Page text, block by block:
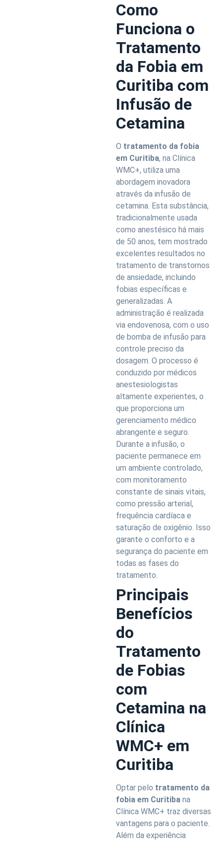
Como
Funciona o
Tratamento
da Fobia em
Curitiba com
Infusão de
Cetamina
O tratamento da fobia
em Curitiba, na Clínica
WMC+, utiliza uma
abordagem inovadora
através da infusão de
cetamina. Esta substância,
tradicionalmente usada
como anestésico há mais
de 50 anos, tem mostrado
excelentes resultados no
tratamento de transtornos
de ansiedade, incluindo
fobias específicas e
generalizadas. A
administração é realizada
via endovenosa, com o uso
de bomba de infusão para
controle preciso da
dosagem. O processo é
conduzido por médicos
anestesiologistas
altamente experientes, o
que proporciona um
gerenciamento médico
abrangente e seguro.
Durante a infusão, o
paciente permanece em
um ambiente controlado,
com monitoramento
constante de sinais vitais,
como pressão arterial,
frequência cardíaca e
saturação de oxigênio. Isso
garante o conforto e a
segurança do paciente em
todas as fases do
tratamento.
Principais
Benefícios
do
Tratamento
de Fobias
com
Cetamina na
Clínica
WMC+ em
Curitiba
Optar pelo tratamento da
fobia em Curitiba na
Clínica WMC+ traz diversas
vantagens para o paciente.
Além da experiência